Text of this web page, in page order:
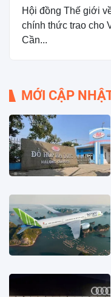
Hội đồng Thế giới
chính thức trao cho
Cần...
MỚI CẬP